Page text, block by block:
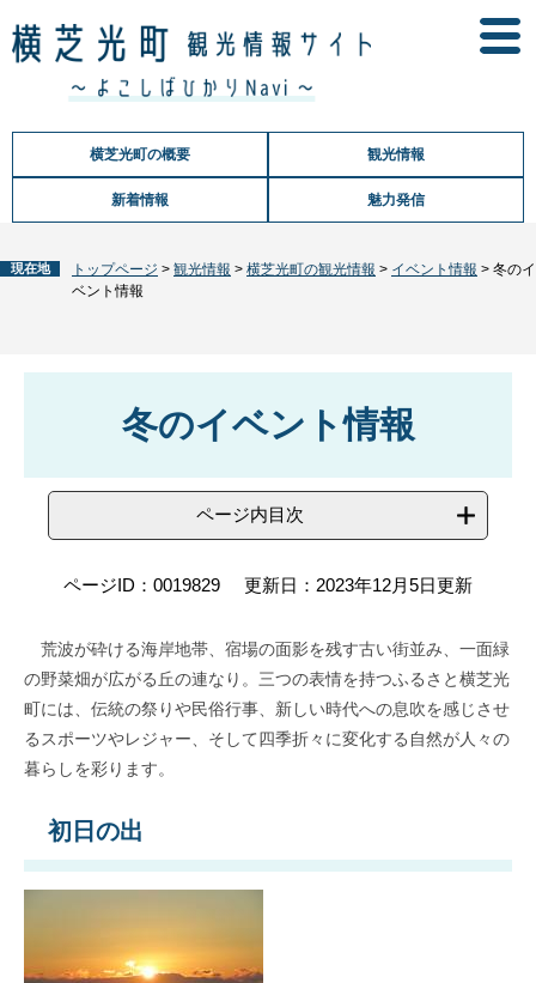
ー
ジ
頭
ニ
ュ
飛
文
横芝光町の概要 観光情報
新着情報 魅力発信
現在地 トップページ > 観光情報 > 横芝光町の観光情報 > イベント情報 > 冬のイ
ベント情報
冬のイベント情報
ページ内目次
ページID：0019829 更新日：2023年12月5日更新
荒波が砕ける海岸地帯、宿場の面影を残す古い街並み、一面緑
の野菜畑が広がる丘の連なり。三つの表情を持つふるさと横芝光
町には、伝統の祭りや民俗行事、新しい時代への息吹を感じさせ
るスポーツやレジャー、そして四季折々に変化する自然が人々の
暮らしを彩ります。
初日の出